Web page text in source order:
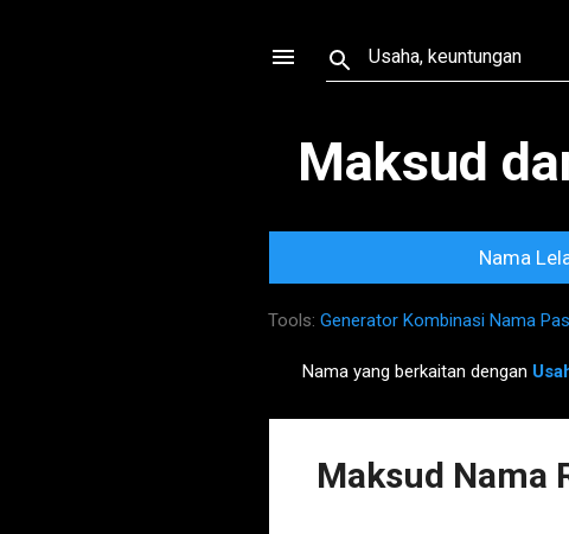
Maksud
Nama
Tools: Generator Kombinasi Nama
o
Nama yang berkaitan dengan
Maksud Nama